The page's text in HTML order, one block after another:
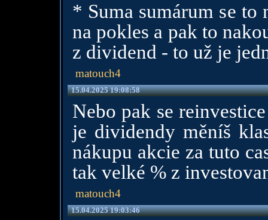
* Suma sumárum se
na pokles a pak to
z dividend - to už je
matouch4
15.04.2025 19:08:58
Nebo pak se
je dividendy měníš
nákupu akcie za tuto
tak velké % z
matouch4
15.04.2025 19:03:46